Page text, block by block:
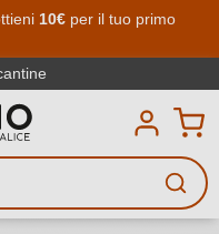
al contenuto principale
10€per il tuo primo
del vino,